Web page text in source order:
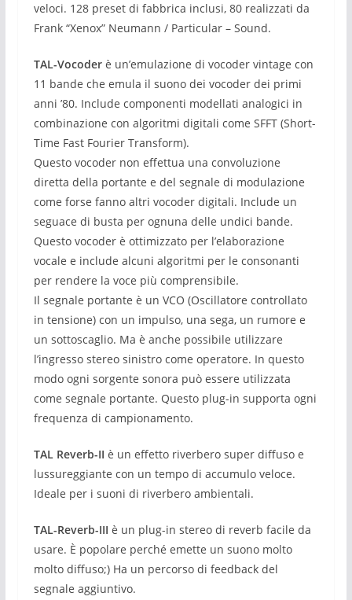
veloci. 128 preset di fabbrica inclusi, 80 realizzati da
Frank “Xenox” Neumann / Particular – Sound.
TAL-Vocoderè un’emulazione di vocoder vintage con
11 bande che emula il suono dei vocoder dei primi
anni ’80. Include componenti modellati analogici in
combinazione con algoritmi digitali come SFFT (Short-
Time Fast Fourier Transform).
Questo vocoder non effettua una convoluzione
diretta della portante e del segnale di modulazione
come forse fanno altri vocoder digitali. Include un
seguace di busta per ognuna delle undici bande.
Questo vocoder è ottimizzato per l’elaborazione
vocale e include alcuni algoritmi per le consonanti
per rendere la voce più comprensibile.
Il segnale portante è un VCO (Oscillatore controllato
in tensione) con un impulso, una sega, un rumore e
un sottoscaglio. Ma è anche possibile utilizzare
l’ingresso stereo sinistro come operatore. In questo
modo ogni sorgente sonora può essere utilizzata
come segnale portante. Questo plug-in supporta ogni
frequenza di campionamento.
TAL Reverb-II è un effetto riverbero super diffuso e
lussureggiante con un tempo di accumulo veloce.
Ideale per i suoni di riverbero ambientali.
TAL-Reverb-III è un plug-in stereo di reverb facile da
usare. È popolare perché emette un suono molto
molto diffuso;) Ha un percorso di feedback del
segnale aggiuntivo.